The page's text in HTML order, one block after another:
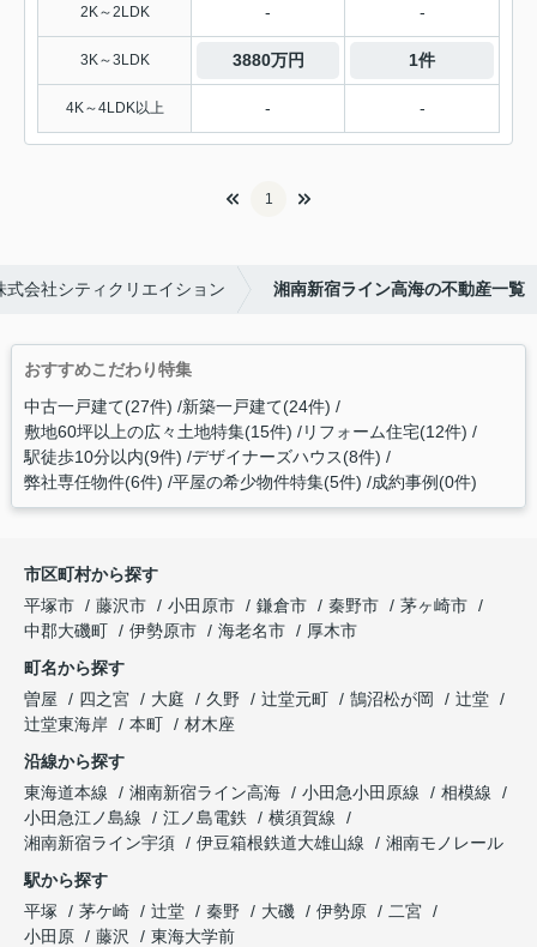
2K～2LDK - -
3K～3LDK 3880万円 1件
4K～4LDK以上 - -
1
会社シティクリエイション 湘南新宿ライン高海の不動産一覧
おすすめこだわり特集
中古一戸建て(27件) 新築一戸建て(24件)
敷地60坪以上の広々土地特集(15件) リフォーム住宅(12件)
駅徒歩10分以内(9件) デザイナーズハウス(8件)
弊社専任物件(6件) 平屋の希少物件特集(5件) 成約事例(0件)
市区町村から探す
平塚市
藤沢市 小田原市 鎌倉市 秦野市
茅ヶ崎市
中郡大磯町
伊勢原市 海老名市
厚木市
町名から探す
曽屋
四之宮 大庭 久野 辻堂元町 鵠沼松が岡
辻堂
辻堂東海岸
本町
材木座
沿線から探す
東海道本線
湘南新宿ライン高海 小田急小田原線
相模線
小田急江ノ島線
江ノ島電鉄
横須賀線
湘南新宿ライン宇須
伊豆箱根鉄道大雄山線
湘南モノレール
駅から探す
平塚
茅ケ崎 辻堂 秦野 大磯 伊勢原
二宮
小田原
藤沢 東海大学前